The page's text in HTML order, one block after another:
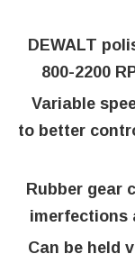
DEWALT
800-2200
Variable
to better
Rubber gear
imerfections
Can be held